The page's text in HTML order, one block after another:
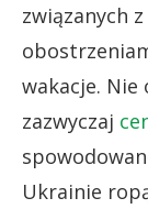
związanych
wakacje. Nie
zazwyczaj
Ukrainie